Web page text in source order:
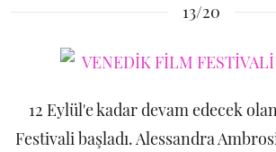
13/20
12 Eylül'e kadar devam edecek
Festivali başladı. Alessandra